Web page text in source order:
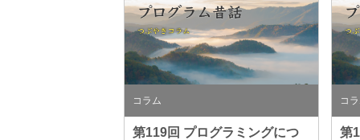
コラム
第119回 プログラミングにつ
コ
第